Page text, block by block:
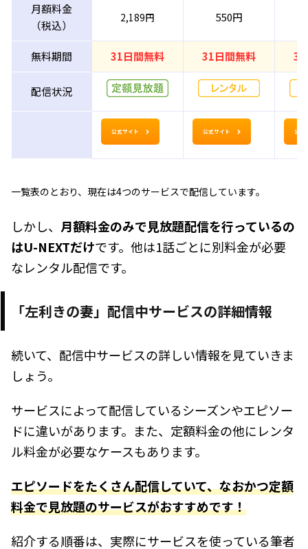
月額料金
（税込）
2,189円 550円
無料期間 31日間無料 31日間無料 30
配信状況
公式サイト 公式サイト 公式
一覧表のとおり、現在は4つのサービスで配信しています。
しかし、 月額料金のみで見放題配信を行っているの
はU-NEXTだけです。他は1話ごとに別料金が必要
なレンタル配信です。
「左利きの妻」配信中サービスの詳細情報
続いて、配信中サービスの詳しい情報を見ていきま
しょう。
サービスによって配信しているシーズンやエピソー
ドに違いがあります。また、定額料金の他にレンタ
ル料金が必要なケースもあります。
エピソードをたくさん配信していて、なおかつ定額
料金で見放題のサービスがおすすめです！
紹介する順番は、実際にサービスを使っている筆者